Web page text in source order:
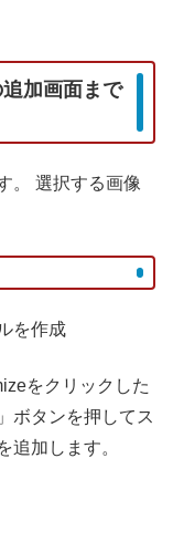
加画面まで
。
選択する画像
を作成
をクリックした
ボタンを押してス
追加します。